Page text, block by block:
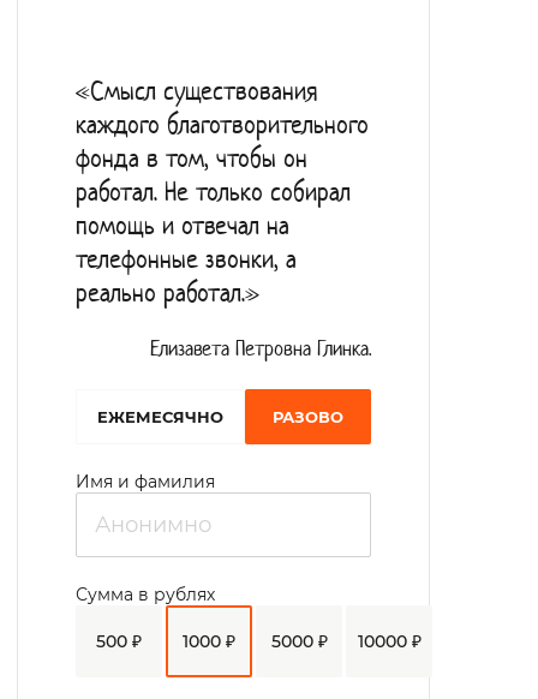
медицинский инвентарь, круглосуточную
медицинскую помощь, обеспечиваются
подгузниками и перевязочным
материалом. В интернате организовано
сбалансированное диетическое питание.
Для оказания социально-педагогический,
трудовых услуг в учреждении работает
Для улучшения коммуникативных навыков
подопечные принимают участие в
номерах художественной
самодеятельности, слушают лекции в
конференциях, увлекаются виртуальным
туризмом. На постоянной основе
проводятся встречи с казачьими классами,
«Смысл существования
каждого благотворительного
фонда в том, чтобы он
работал. Не только собирал
помощь и отвечал на
телефонные звонки, а
реально работал.»
Елизавета Петровна Глинка.
EЖЕМЕСЯЧНО РАЗОВО
Имя и фамилия
500 ₽ 1000 ₽ 5000 ₽ 10000 ₽
Сумма в рублях